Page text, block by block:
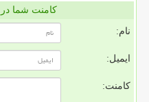
کامنت شما
نام:
ایمیل:
کامنت: